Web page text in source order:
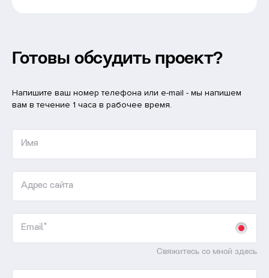
Готовы обсудить проект?
Напишите ваш номер телефона или e-mail - мы напишем
вам в течение 1 часа в рабочее время.
Имя
Адрес сайта
Email*
Свяжитесь со мной здесь